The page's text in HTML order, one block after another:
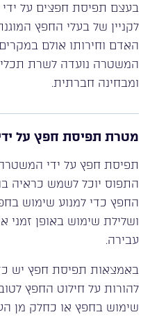
בעצם תפיסת חפצים על
לקניין של בעלי החפץ
האדם וחירותו אולם
המשטרה נועדה לשרת
ומבחינה חברתית.
מטרת תפיסת חפץ על
תפיסת חפץ על ידי
התפוס יוכל לשמש כראיה
החפץ כדי למנוע שימוש
ושלילת שימוש באופן זמני
עבירה.
באמצאות תפיסת חפץ יש
להורות על חילוט החפץ
שימוש בחפץ או כחלק מן